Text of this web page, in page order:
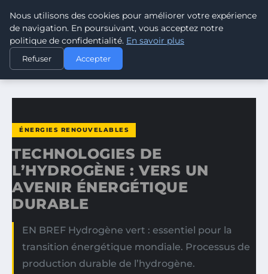
CLIMATE GUARDIAN
ACCUEIL
ÉNERGIES RENOUVELABLES
TECHNOLOGIES DE L’HYDROGÈNE : VERS UN AVENIR…
ÉNERGIES RENOUVELABLES
TECHNOLOGIES DE
L’HYDROGÈNE : VERS UN
AVENIR ÉNERGÉTIQUE
DURABLE
EN BREF Hydrogène vert : essentiel pour la
transition énergétique mondiale. Processus de
production durable de l’hydrogène.
Nous utilisons des cookies pour améliorer votre expérience
de navigation. En poursuivant, vous acceptez notre
politique de confidentialité. En savoir plus
Refuser Accepter